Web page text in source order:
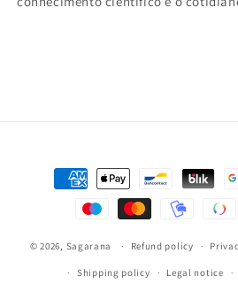
Payment
methods
© 2026, Sagarana Refund policy
Shipping policy Legal notice